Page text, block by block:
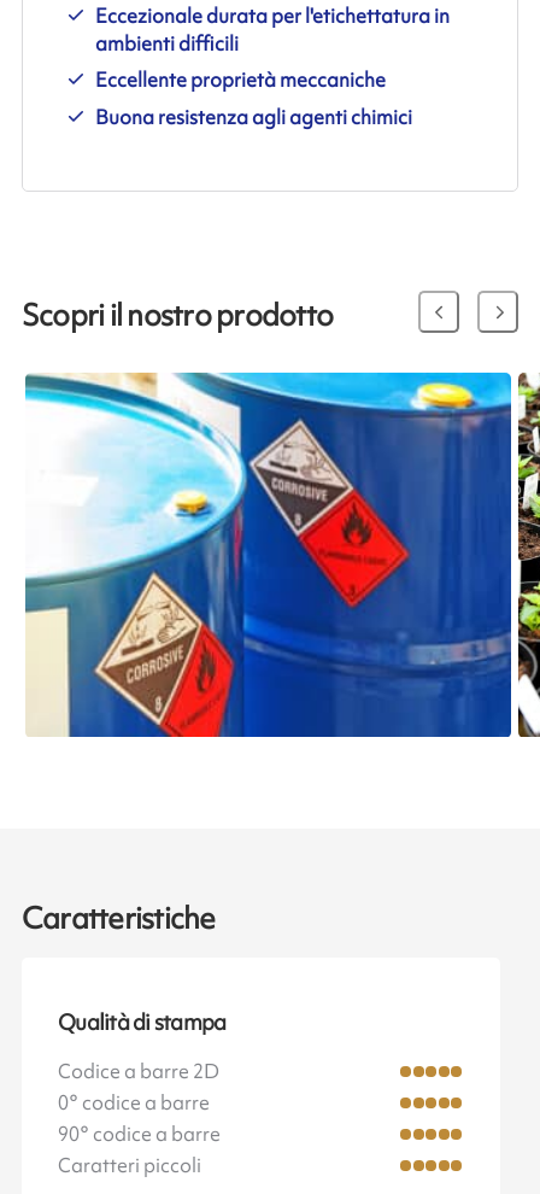
Eccezionale durata per l'etichettatura in
ambienti difficili
Eccellente proprietà meccaniche
Buona resistenza agli agenti chimici
Scopri il nostro prodotto
Caratteristiche
Qualità di stampa
Codice a barre 2D
0° codice a barre
90° codice a barre
Caratteri piccoli